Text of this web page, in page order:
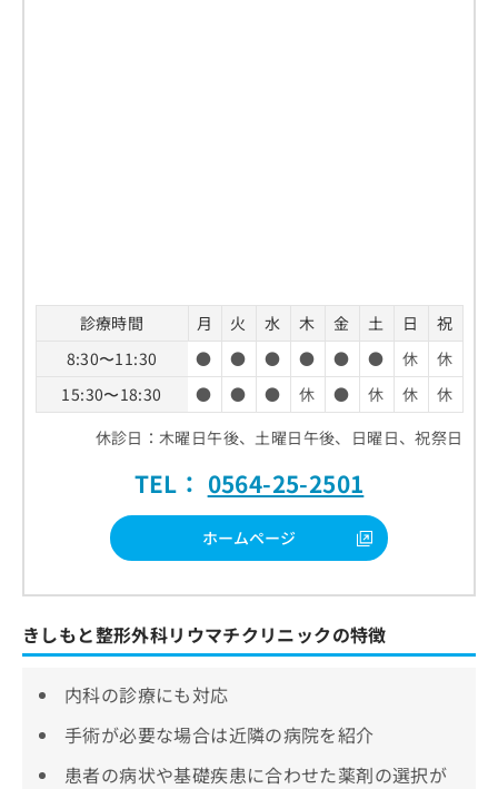
診療時間 月 火 水 木 金 土 日
祝
8:30〜11:30
● ● ● ● ● ● 休
休
15:30〜18:30
● ● ● 休 ● 休 休
休
休診日：木曜日午後、土曜日午後、日曜日、祝祭日
TEL： 0564-25-2501
ホームページ
きしもと整形外科リウマチクリニックの特徴
内科の診療にも対応
手術が必要な場合は近隣の病院を紹介
患者の病状や基礎疾患に合わせた薬剤の選択が